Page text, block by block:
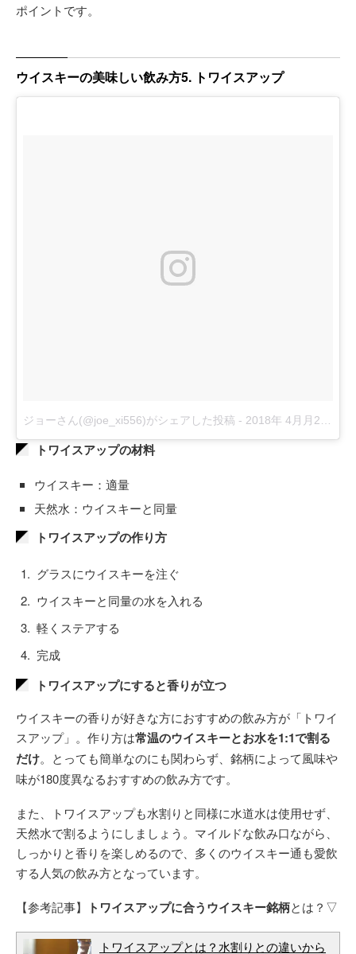
ポイントです。
ウイスキーの美味しい飲み方5. トワイスアップ
ジョーさん(@joe_xi556)がシェアした投稿 - 2018年 4月月28日午前7時07分PDT
トワイスアップの材料
ウイスキー：適量
天然水：ウイスキーと同量
トワイスアップの作り方
グラスにウイスキーを注ぐ
ウイスキーと同量の水を入れる
軽くステアする
完成
トワイスアップにすると香りが立つ
ウイスキーの香りが好きな方におすすめの飲み方が「トワイ
スアップ」。作り方は常温のウイスキーとお水を1:1で割る
だけ。とっても簡単なのにも関わらず、銘柄によって風味や
味が180度異なるおすすめの飲み方です。
また、トワイスアップも水割りと同様に水道水は使用せず、
天然水で割るようにしましょう。マイルドな飲み口ながら、
しっかりと香りを楽しめるので、多くのウイスキー通も愛飲
する人気の飲み方となっています。
【参考記事】 トワイスアップに合うウイスキー銘柄とは？▽
トワイスアップとは？水割りとの違いから